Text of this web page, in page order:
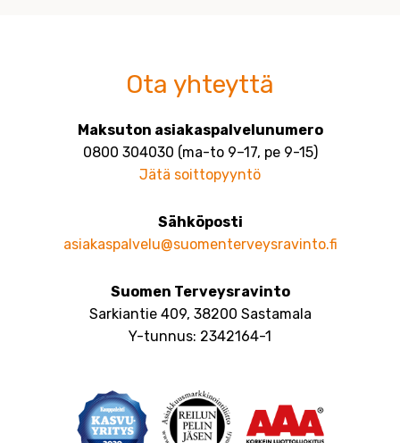
Ota yhteyttä
Maksuton asiakaspalvelunumero
0800 304030 (ma-to 9–17, pe 9-15)
Jätä soittopyyntö
Sähköposti
asiakaspalvelu@suomenterveysravinto.fi
Suomen Terveysravinto
Sarkiantie 409, 38200 Sastamala
Y-tunnus: 2342164-1